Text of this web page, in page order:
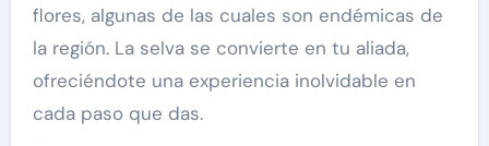
flores, algunas de las cuales son endémicas de
la región. La selva se convierte en tu aliada,
ofreciéndote una experiencia inolvidable en
cada paso que das.